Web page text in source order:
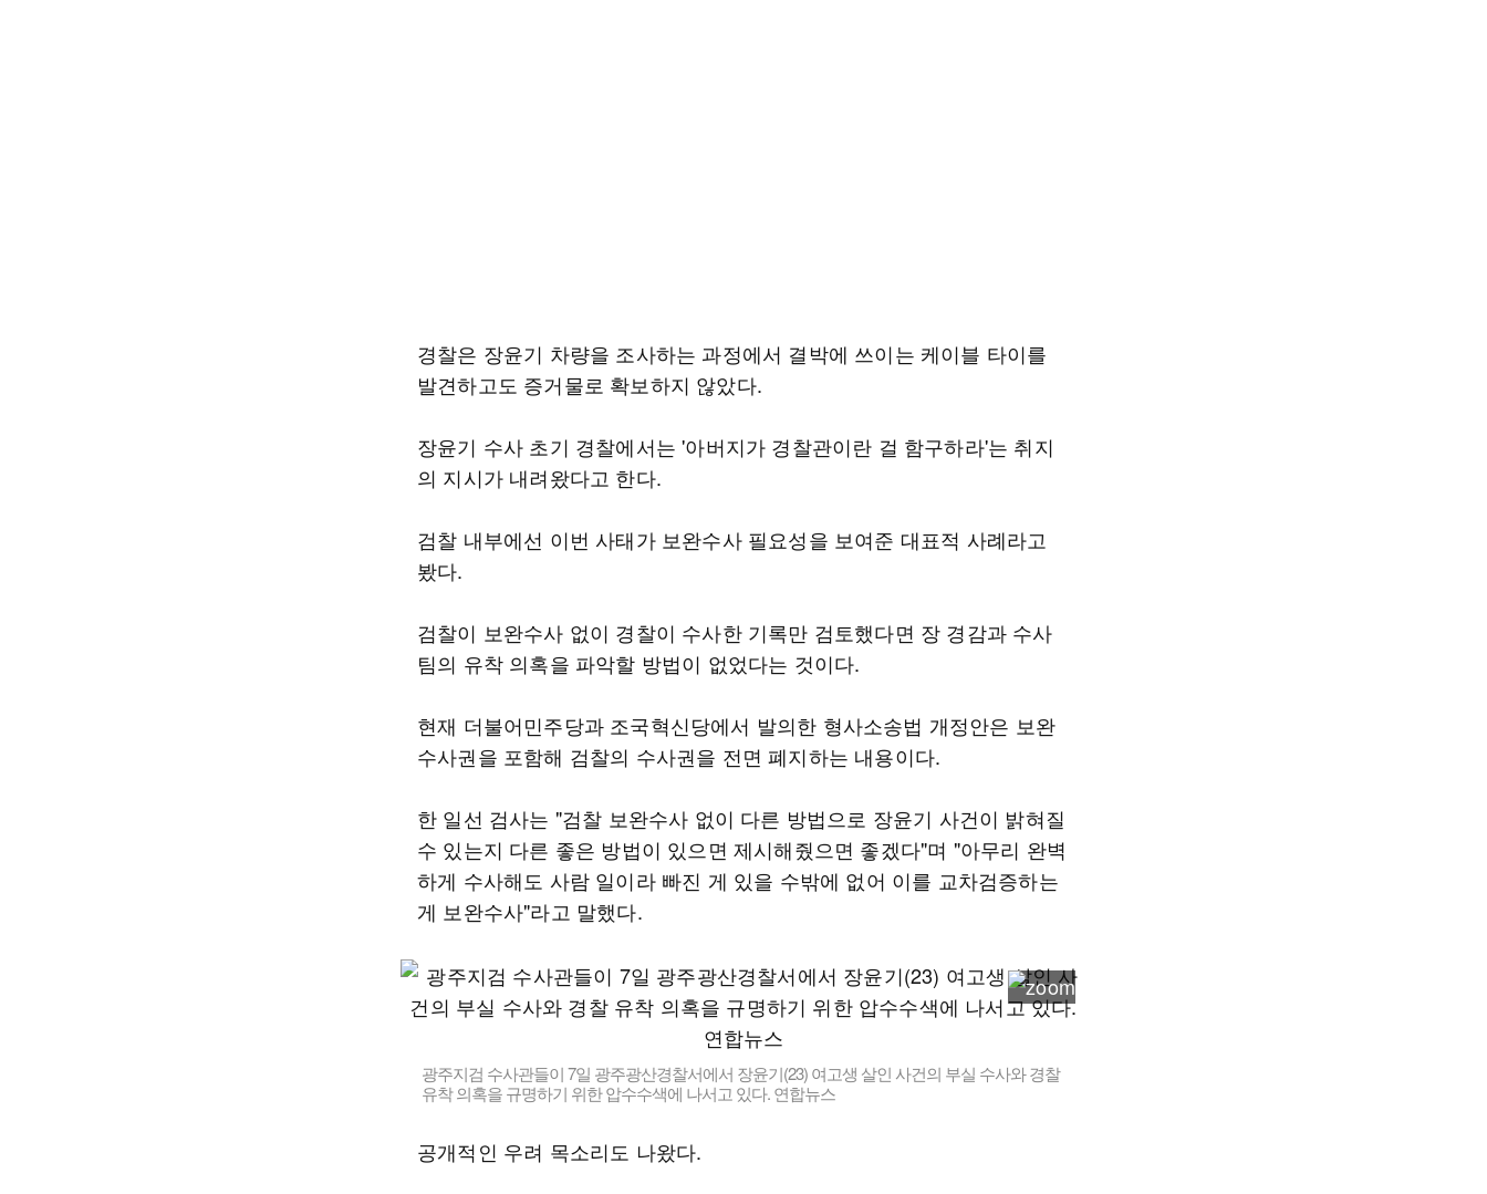
경찰은 장윤기 차량을 조사하는 과정에서 결박에 쓰이는 케이블 타이를
발견하고도 증거물로 확보하지 않았다.
장윤기 수사 초기 경찰에서는 '아버지가 경찰관이란 걸 함구하라'는 취지
의 지시가 내려왔다고 한다.
검찰 내부에선 이번 사태가 보완수사 필요성을 보여준 대표적 사례라고
봤다.
검찰이 보완수사 없이 경찰이 수사한 기록만 검토했다면 장 경감과 수사
팀의 유착 의혹을 파악할 방법이 없었다는 것이다.
현재 더불어민주당과 조국혁신당에서 발의한 형사소송법 개정안은 보완
수사권을 포함해 검찰의 수사권을 전면 폐지하는 내용이다.
한 일선 검사는 "검찰 보완수사 없이 다른 방법으로 장윤기 사건이 밝혀질
수 있는지 다른 좋은 방법이 있으면 제시해줬으면 좋겠다"며 "아무리 완벽
하게 수사해도 사람 일이라 빠진 게 있을 수밖에 없어 이를 교차검증하는
게 보완수사"라고 말했다.
광주지검 수사관들이 7일 광주광산경찰서에서 장윤기(23) 여고생 살인 사건의 부실 수사와 경찰
유착 의혹을 규명하기 위한 압수수색에 나서고 있다. 연합뉴스
공개적인 우려 목소리도 나왔다.